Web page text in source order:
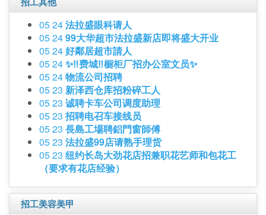
05 24法拉盛眼科请人
05 2499大华超市法拉盛新店即将盛大开业
05 24好鄰居超市請人
05 24✨‼️费城‼️橱柜厂招办公室文员✨
05 24物流公司招聘
05 23 新泽西仓库招粉碎工人
05 23 诚聘卡车公司调度助理
05 23 招聘电召车接线员
05 23 長島工場聘鋁門窗師傅
05 23 法拉盛99店请熟手理货
05 23 纽约长岛大劲花店招兼职花艺师和包花工
（要求有花店经验）
招工美容美甲